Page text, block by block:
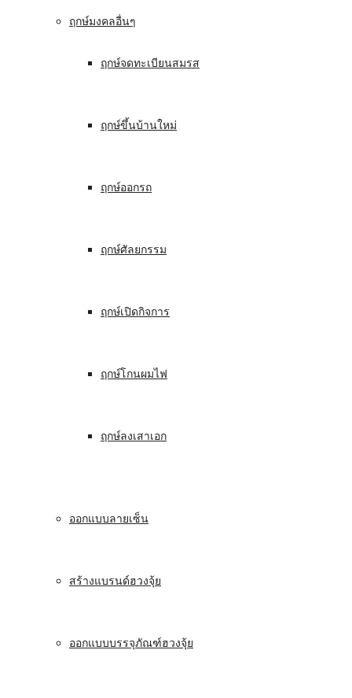
ฤกษ์มงคลอื่นๆ
ฤกษ์จดทะเบียนสมรส
ฤกษ์ขึ้นบ้านใหม่
ฤกษ์ออกรถ
ฤกษ์ศัลยกรรม
ฤกษ์เปิดกิจการ
ฤกษ์โกนผมไฟ
ฤกษ์ลงเสาเอก
ออกแบบลายเซ็น
สร้างแบรนด์ฮวงจุ้ย
ออกแบบบรรจุภัณฑ์ฮวงจุ้ย